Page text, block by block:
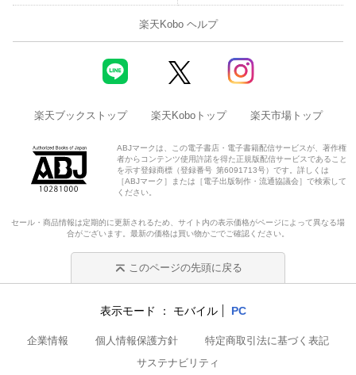
楽天Kobo ヘルプ
楽天ブックストップ 楽天Koboトップ 楽天市場トップ
ABJマークは、この電子書店・電子書籍配信サービスが、著作権
者からコンテンツ使用許諾を得た正規版配信サービスであること
を示す登録商標（登録番号 第6091713号）です。詳しくは
［ABJマーク］または［電子出版制作・流通協議会］で検索して
ください。
セール・商品情報は定期的に更新されるため、サイト内の表示価格がページによって異なる場
合がございます。最新の価格は買い物かごでご確認ください。
このページの先頭に戻る
表示モード モバイル PC
企業情報 個人情報保護方針
特定商取引法に基づく表記
サステナビリティ